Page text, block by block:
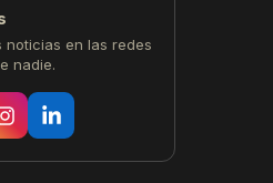
noticias en las redes
nadie.